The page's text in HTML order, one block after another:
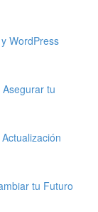
WordPress
tu
tu Futuro